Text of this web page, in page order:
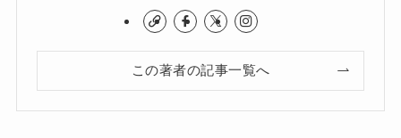
この著者の記事一覧へ